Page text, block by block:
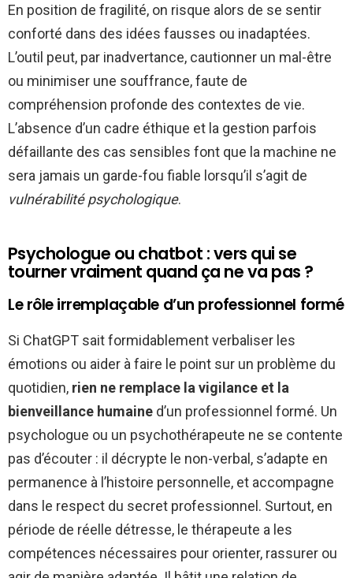
En position de fragilité, on risque alors de se sentir
conforté dans des idées fausses ou inadaptées.
L’outil peut, par inadvertance, cautionner un mal-être
ou minimiser une souffrance, faute de
compréhension profonde des contextes de vie.
L’absence d’un cadre éthique et la gestion parfois
défaillante des cas sensibles font que la machine ne
sera jamais un garde-fou fiable lorsqu’il s’agit de
vulnérabilité psychologique.
Psychologue ou chatbot : vers qui se
tourner vraiment quand ça ne va pas ?
Le rôle irremplaçable d’un professionnel formé
Si ChatGPT sait formidablement verbaliser les
émotions ou aider à faire le point sur un problème du
quotidien, rien ne remplace la vigilance et la
bienveillance humaine d’un professionnel formé. Un
psychologue ou un psychothérapeute ne se contente
pas d’écouter : il décrypte le non-verbal, s’adapte en
permanence à l’histoire personnelle, et accompagne
dans le respect du secret professionnel. Surtout, en
période de réelle détresse, le thérapeute a les
compétences nécessaires pour orienter, rassurer ou